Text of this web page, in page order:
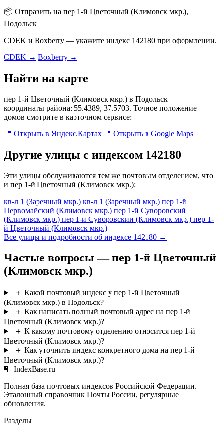
📦 Отправить на пер 1-й Цветочный (Климовск мкр.),
Подольск
CDEK и Boxberry — укажите индекс 142180 при оформлении.
CDEK → Boxberry →
Найти на карте
пер 1-й Цветочный (Климовск мкр.) в Подольск —
координаты района: 55.4389, 37.5703. Точное положение
домов смотрите в карточном сервисе:
📍 Открыть в Яндекс.Картах 📍 Открыть в Google Maps
Другие улицы с индексом 142180
Эти улицы обслуживаются тем же почтовым отделением, что
и пер 1-й Цветочный (Климовск мкр.):
кв-л 1 (Заречный мкр.) кв-л 1 (Заречный мкр.) пер 1-й
Первомайский (Климовск мкр.) пер 1-й Суворовский
(Климовск мкр.) пер 1-й Суворовский (Климовск мкр.) пер 1-
й Цветочный (Климовск мкр.)
Все улицы и подробности об индексе 142180 →
Частые вопросы — пер 1-й Цветочный
(Климовск мкр.)
＋ Какой почтовый индекс у пер 1-й Цветочный
(Климовск мкр.) в Подольск?
＋ Как написать полный почтовый адрес на пер 1-й
Цветочный (Климовск мкр.)?
＋ К какому почтовому отделению относится пер 1-й
Цветочный (Климовск мкр.)?
＋ Как уточнить индекс конкретного дома на пер 1-й
Цветочный (Климовск мкр.)?
📮 IndexBase.ru
Полная база почтовых индексов Российской Федерации.
Эталонный справочник Почты России, регулярные
обновления.
Разделы